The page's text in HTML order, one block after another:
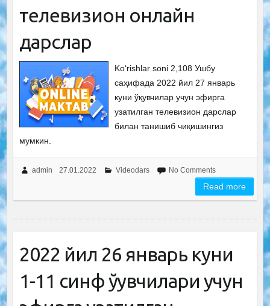
телевизион онлайн
дарслар
Ko‘rishlar soni 2,108 Ушбу
саҳифада 2022 йил 27 январь
куни ўқувчилар учун эфирга
узатилган телевизион дарслар
билан танишиб чиқишингиз
мумкин.
admin 27.01.2022 Videodars No Comments
Read more
2022 йил 26 январь куни
1-11 синф ўқувчилари учун